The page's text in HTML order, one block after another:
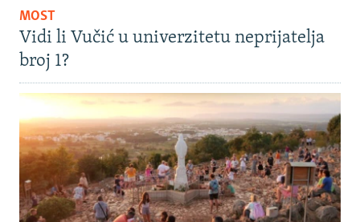
MOST
Vidi li Vučić u univerzitetu neprijatelja
broj 1?